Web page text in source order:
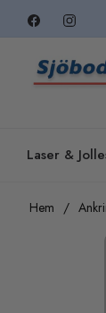
Laser &
Hem /